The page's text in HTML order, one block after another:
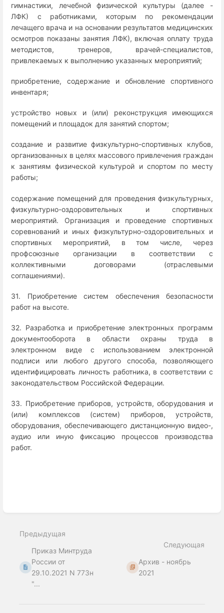
гимнастики, лечебной физической культуры (далее -
ЛФК) с работниками, которым по рекомендации
лечащего врача и на основании результатов медицинских
осмотров показаны занятия ЛФК), включая оплату труда
методистов, тренеров, врачей-специалистов,
привлекаемых к выполнению указанных мероприятий;
приобретение, содержание и обновление спортивного
инвентаря;
устройство новых и (или) реконструкция имеющихся
помещений и площадок для занятий спортом;
создание и развитие физкультурно-спортивных клубов,
организованных в целях массового привлечения граждан
к занятиям физической культурой и спортом по месту
работы;
содержание помещений для проведения физкультурных,
физкультурно-оздоровительных и спортивных
мероприятий. Организация и проведение спортивных
соревнований и иных физкультурно-оздоровительных и
спортивных мероприятий, в том числе, через
профсоюзные организации в соответствии с
коллективными договорами (отраслевыми
соглашениями).
31. Приобретение систем обеспечения безопасности
работ на высоте.
32. Разработка и приобретение электронных программ
документооборота в области охраны труда в
электронном виде с использованием электронной
подписи или любого другого способа, позволяющего
идентифицировать личность работника, в соответствии с
законодательством Российской Федерации.
33. Приобретение приборов, устройств, оборудования и
(или) комплексов (систем) приборов, устройств,
оборудования, обеспечивающего дистанционную видео-,
аудио или иную фиксацию процессов производства
работ.
mode
Предыдущая
Приказ Минтруда
России от
29.10.2021 N 773н
"...
Следующая
Архив - ноябрь
2021